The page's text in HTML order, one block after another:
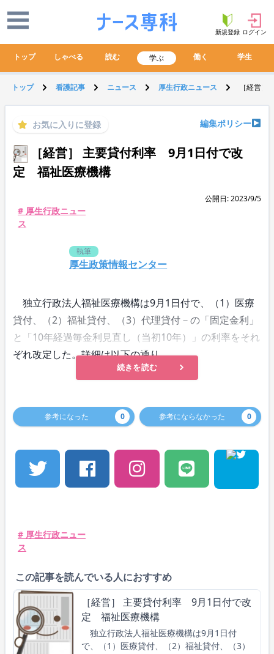
新規登録 ログイン
トップ しゃべる 読む 学ぶ 働く 学生
トップ 看護記事 ニュース 厚生行政ニュース ［経営
お気に入りに登録 編集ポリシー
［経営］ 主要貸付利率 9月1日付で改
定 福祉医療機構
公開日: 2023/9/5
# 厚生行政ニュー
ス
執筆
厚生政策情報センター
独立行政法人福祉医療機構は9月1日付で、（1）医療
貸付、（2）福祉貸付、（3）代理貸付－の「固定金利」
と「10年経過毎金利見直し（当初10年）」の利率をそれ
ぞれ改定した。詳細は以下の通り。
続きを読む
参考になった 0 参考にならなかった 0
# 厚生行政ニュー
ス
この記事を読んでいる人におすすめ
［経営］ 主要貸付利率 9月1日付で改
定 福祉医療機構
独立行政法人福祉医療機構は9月1日付
で、（1）医療貸付、（2）福祉貸付、（3）